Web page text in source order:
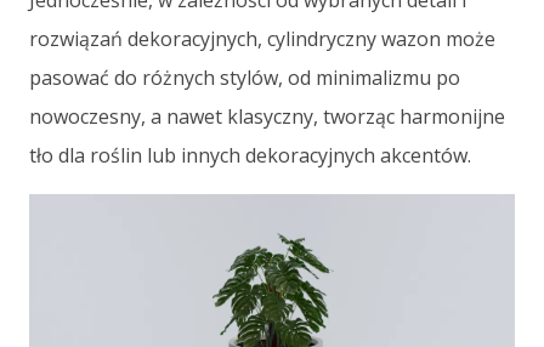
rozwiązań dekoracyjnych, cylindryczny wazon może
pasować do różnych stylów, od minimalizmu po
nowoczesny, a nawet klasyczny, tworząc harmonijne
tło dla roślin lub innych dekoracyjnych akcentów.